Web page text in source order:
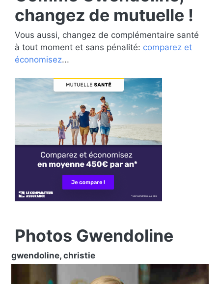
changez de mutuelle !
Vous aussi, changez de complémentaire santé
à tout moment et sans pénalité: comparez et
économisez...
Photos Gwendoline
gwendoline, christie